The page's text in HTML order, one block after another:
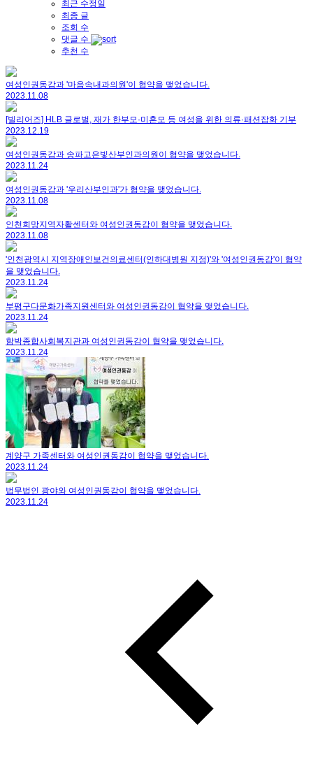
최근 수정일
최종 글
조회 수
댓글 수
추천 수
여성인권동감과 '마음속내과의원'이 협약을 맺었습니다.
2023.11.08
[빌리어즈] HLB 글로벌, 재가 한부모·미혼모 등 여성을 위한 의류·패션잡화 기부
2023.12.19
여성인권동감과 송파고은빛산부인과의원이 협약을 맺었습니다.
2023.11.24
여성인권동감과 '우리산부인과'가 협약을 맺었습니다.
2023.11.08
인천희망지역자활센터와 여성인권동감이 협약을 맺었습니다.
2023.11.08
'인천광역시 지역장애인보건의료센터(인하대병원 지정)'와 '여성인권동감'이 협약
을 맺었습니다.
2023.11.24
부평구다문화가족지원센터와 여성인권동감이 협약을 맺었습니다.
2023.11.24
함박종합사회복지관과 여성인권동감이 협약을 맺었습니다.
2023.11.24
계양구 가족센터와 여성인권동감이 협약을 맺었습니다.
2023.11.24
법무법인 광야와 여성인권동감이 협약을 맺었습니다.
2023.11.24